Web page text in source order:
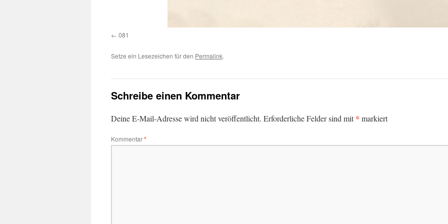
081
Setze ein Lesezeichen für den Permalink.
Schreibe einen Kommentar
Deine E-Mail-Adresse wird nicht veröffentlicht. Erforderliche Felder sind mit* markiert
Kommentar*